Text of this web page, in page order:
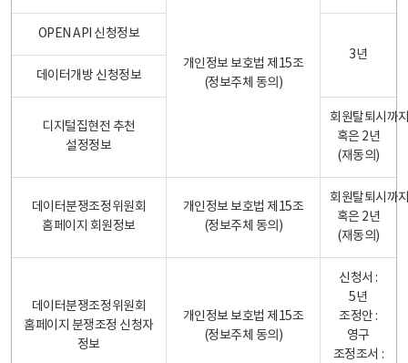
개인정보 보호법 제15조
(정보주체 동의)
OPEN API 신청정보
3년
데이터개방 신청정보
디지털집현전 추천
설정정보
회원탈퇴시까
혹은 2년
(재동의)
데이터분쟁조정위원회
홈페이지 회원정보
개인정보 보호법 제15조
(정보주체 동의)
회원탈퇴시까
혹은 2년
(재동의)
데이터분쟁조정위원회
홈페이지 분쟁조정 신청자
정보
개인정보 보호법 제15조
(정보주체 동의)
신청서 :
5년
조정안 :
영구
조정조서 :